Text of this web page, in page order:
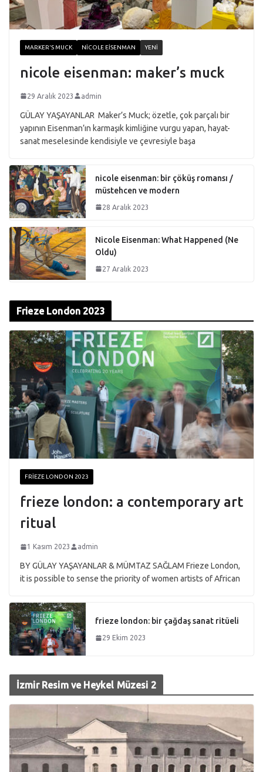
MARKER'S MUCK NICOLE EISENMAN YENI
nicole eisenman: maker’s muck
29 Aralık 2023 admin
GÜLAY YAŞAYANLAR Maker’s Muck; özetle, çok parçalı bir
yapının Eisenman’ın karmaşık kimliğine vurgu yapan, hayat-
sanat meselesinde kendisiyle ve çevresiyle başa
nicole eisenman: bir çöküş romansı /
müstehcen ve modern
28 Aralık 2023
Nicole Eisenman: What Happened (Ne
Oldu)
27 Aralık 2023
Frieze London 2023
FRIEZE LONDON 2023
frieze london: a contemporary art
ritual
1 Kasım 2023 admin
BY GÜLAY YAŞAYANLAR & MÜMTAZ SAĞLAM Frieze London,
it is possible to sense the priority of women artists of African
frieze london: bir çağdaş sanat ritüeli
29 Ekim 2023
İzmir Resim ve Heykel Müzesi 2